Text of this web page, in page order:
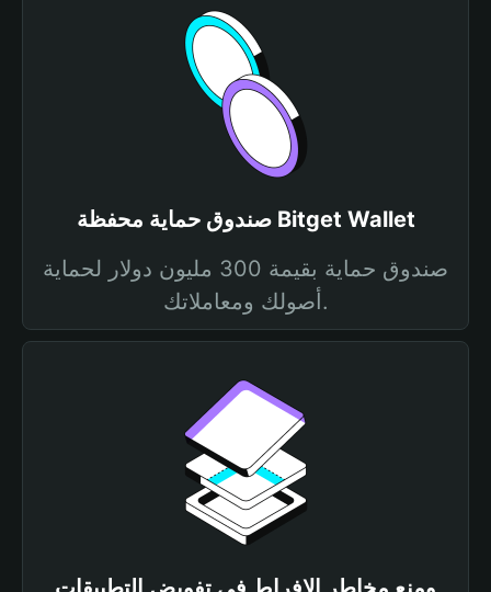
صندوق حماية محفظة Bitget Wallet
صندوق حماية بقيمة 300 مليون دولار لحماية
أصولك ومعاملاتك.